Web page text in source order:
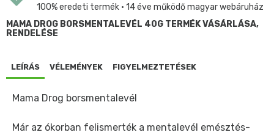
100% eredeti termék • 14 éve működő magyar webáruház
MAMA DROG BORSMENTALEVÉL 40G TERMÉK VÁSÁRLÁSA,
RENDELÉSE
LEÍRÁS VÉLEMÉNYEK FIGYELMEZTETÉSEK
Mama Drog borsmentalevél
Már az ókorban felismerték a mentalevél emésztés-